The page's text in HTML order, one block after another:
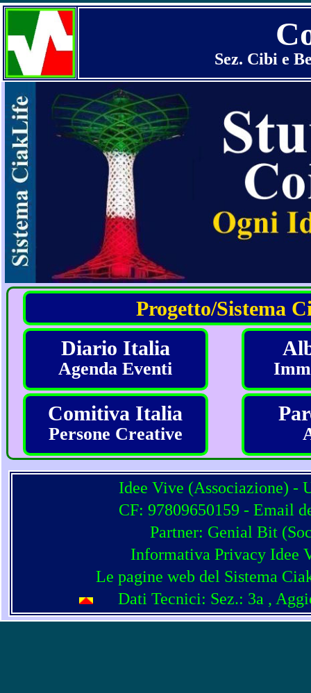
Sez. Cibi e
Progetto/Sistema
Diario Italia
Agenda Eventi
Comitiva Italia
Persone Creative
Idee Vive (Associazione) -
CF: 97809650159 - Email
Partner: Genial Bit (
Informativa Privacy Idee
Le pagine web del Sistema
Dati Tecnici: Sez.: 3a ,